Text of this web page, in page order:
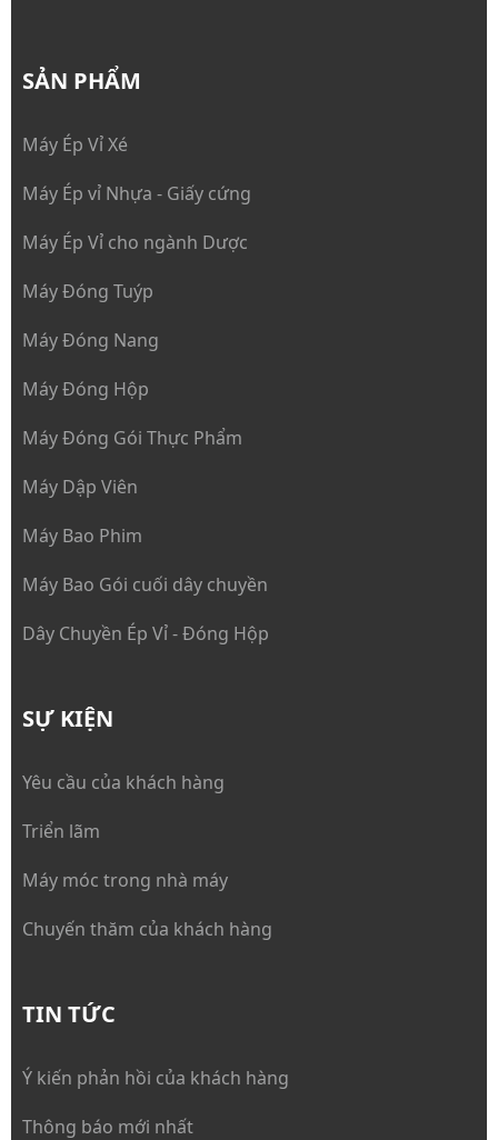
SẢN PHẨM
Máy Ép Vỉ Xé
Máy Ép vỉ Nhựa - Giấy cứng
Máy Ép Vỉ cho ngành Dược
Máy Đóng Tuýp
Máy Đóng Nang
Máy Đóng Hộp
Máy Đóng Gói Thực Phẩm
Máy Dập Viên
Máy Bao Phim
Máy Bao Gói cuối dây chuyền
Dây Chuyền Ép Vỉ - Đóng Hộp
SỰ KIỆN
Yêu cầu của khách hàng
Triển lãm
Máy móc trong nhà máy
Chuyến thăm của khách hàng
TIN TỨC
Ý kiến phản hồi của khách hàng
Thông báo mới nhất